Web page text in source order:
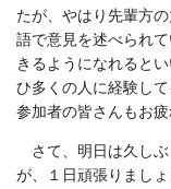
たが、やはり先輩方
語で意見を述べられ
きるようになれると
ひ多くの人に経験し
参加者の皆さんもお疲
さて、明日は久し
が、１日頑張りまし